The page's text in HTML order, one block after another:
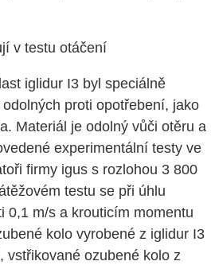
v testu otáčení
iglidur I3 byl speciálně
proti opotřebení, jako
Materiál je odolný vůči otěru a
experimentální testy ve
firmy igus s rozlohou 3 800
testu se při úhlu
0,1 m/s a krouticím momentu
kolo vyrobené z iglidur I3
vstřikované ozubené kolo z